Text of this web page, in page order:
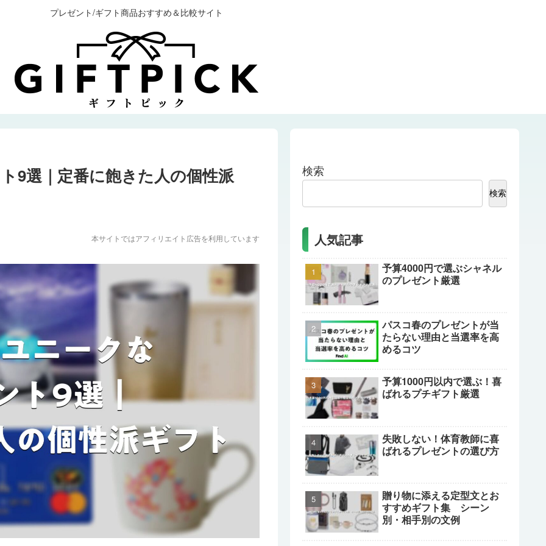
プレゼント/ギフト商品おすすめ＆比較サイト
9選｜定番に飽きた人の個性派
本サイトではアフィリエイト広告を利用しています
検索
検索
人気記事
予算4000円で選ぶシャネル
のプレゼント厳選
パスコ春のプレゼントが当
たらない理由と当選率を高
めるコツ
予算1000円以内で選ぶ！喜
ばれるプチギフト厳選
失敗しない！体育教師に喜
ばれるプレゼントの選び方
贈り物に添える定型文とお
すすめギフト集 シーン
別・相手別の文例